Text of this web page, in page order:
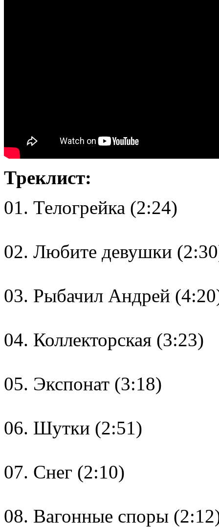
Треклист:
01. Телогрейка (2:24)
02. Любите девушки
03. Рыбачил Андрей
04. Коллекторская (3:23)
05. Экспонат (3:18)
06. Шутки (2:51)
07. Снег (2:10)
08. Вагонные споры